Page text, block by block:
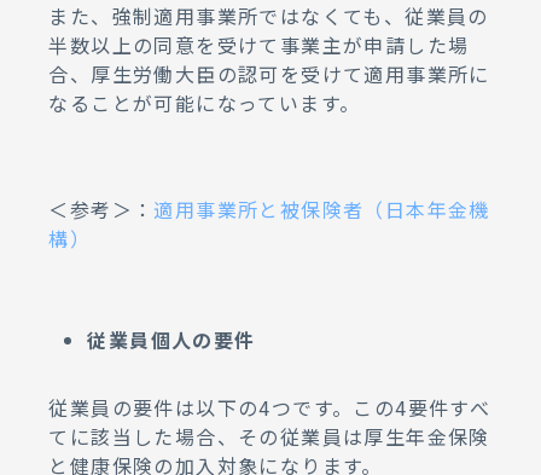
また、強制適用事業所ではなくても、従業員の
半数以上の同意を受けて事業主が申請した場
合、厚生労働大臣の認可を受けて適用事業所に
なることが可能になっています。
＜参考＞： 適用事業所と被保険者（日本年金機
構）
従業員個人の要件
従業員の要件は以下の4つです。この4要件すべ
てに該当した場合、その従業員は厚生年金保険
と健康保険の加入対象になります。